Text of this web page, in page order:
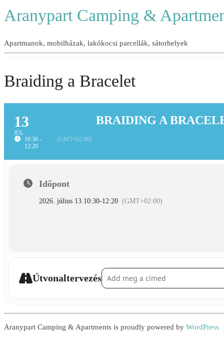
Aranypart Camping &
Apartmanok, mobilházak, lakókocsi parcellák, sátorhelyek
Braiding a Bracelet
13
JÚL.
10:30 -
12:20
(GMT+02:00)
BRAIDING A
Időpont
2026. július 13. 10:30-12:20 (GMT+02:00)
ÚtvonaltervezésAddress - Braiding a Bracelet []
Aranypart Camping & Apartments is proudly powered by WordPress